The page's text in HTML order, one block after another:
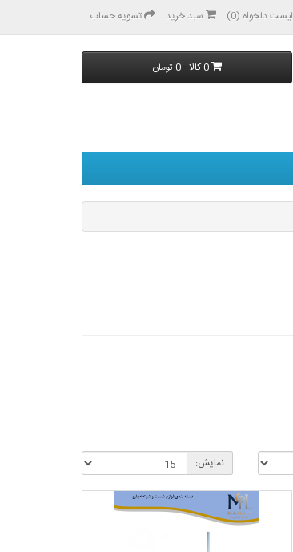
لیست دلخواه (0) سبد خرید تسویه حساب
0 کالا - 0 تومان
نمایش: